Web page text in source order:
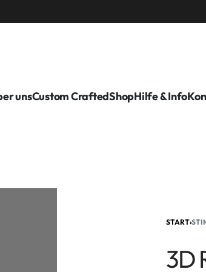
unsCustom CraftedShopHilfe & Info
START›
3D